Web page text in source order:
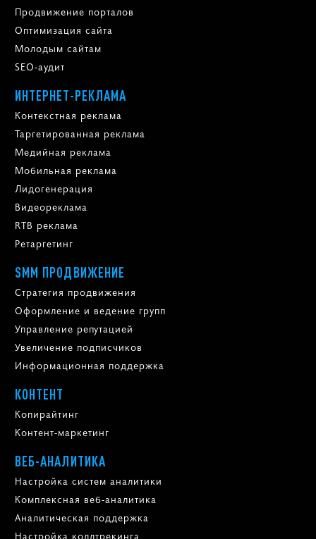
Продвижение порталов
Оптимизация сайта
Молодым сайтам
SEO-аудит
ИНТЕРНЕТ-РЕКЛАМА
Контекстная реклама
Таргетированная реклама
Медийная реклама
Мобильная реклама
Лидогенерация
Видеореклама
RTB реклама
Ретаргетинг
SMM ПРОДВИЖЕНИЕ
Стратегия продвижения
Оформление и ведение групп
Управление репутацией
Увеличение подписчиков
Информационная поддержка
КОНТЕНТ
Копирайтинг
Контент-маркетинг
ВЕБ-АНАЛИТИКА
Настройка систем аналитики
Комплексная веб-аналитика
Аналитическая поддержка
Настройка коллтрекинга